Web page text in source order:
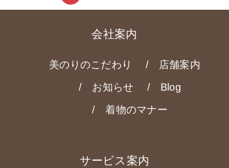
page
会社案内
美のりのこだわり
店舗案内
お知らせ
Blog
着物のマナー
サービス案内